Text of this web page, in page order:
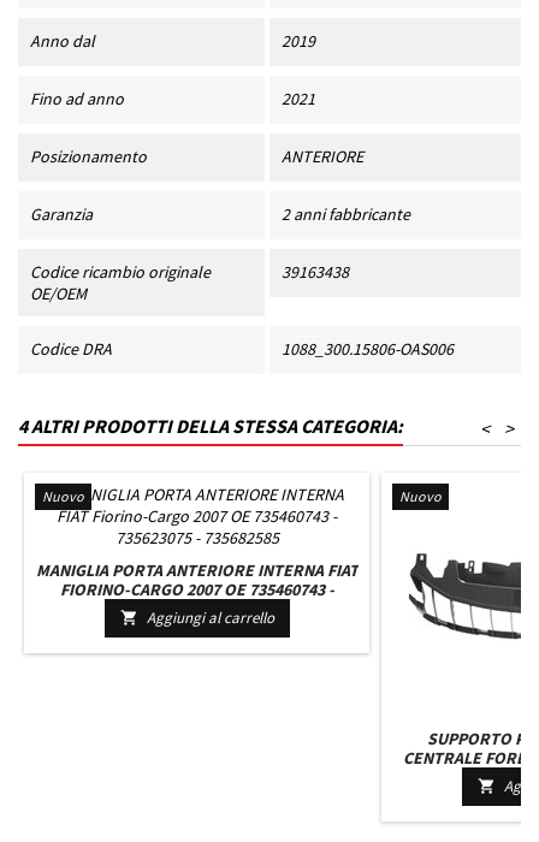
Anno dal 2019
Fino ad anno 2021
Posizionamento ANTERIORE
Garanzia 2 anni fabbricante
Codice ricambio originale
OE/OEM
39163438
Codice DRA 1088_300.15806-OAS006
4 ALTRI PRODOTTI DELLA STESSA CATEGORIA: >
<
Nuovo
MANIGLIA PORTA ANTERIORE INTERNA FIAT
FIORINO-CARGO 2007 OE 735460743 -
735623075 - 735682585
 Aggiungi al carrello
Nuovo
SUPPORTO
CENTRALE FORD
2607073
